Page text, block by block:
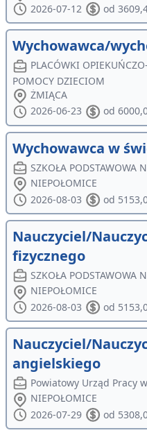
2026-07-12
od
Wychowawca/
PLACÓWKI
POMOCY DZIECIOM
ŻMIĄCA
2026-06-23
od
Wychowawca w
SZKOŁA PODSTAWOWA
NIEPOŁOMICE
2026-08-03
od
Nauczyciel/
fizycznego
SZKOŁA PODSTAWOWA
NIEPOŁOMICE
2026-08-03
od
Nauczyciel/
angielskiego
Powiatowy Urząd Pracy
NIEPOŁOMICE
2026-07-29
od